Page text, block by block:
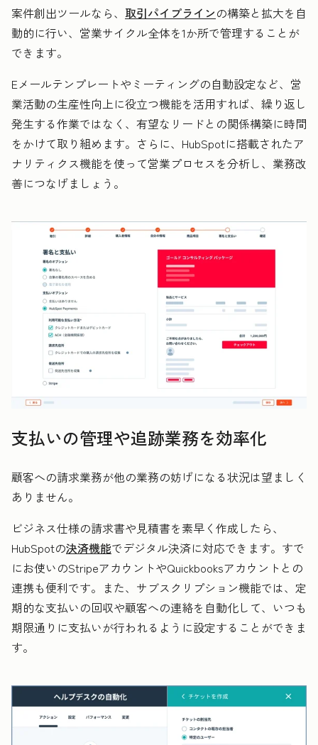
案件創出ツールなら、 取引パイプラインの構築と拡大を自
動的に行い、営業サイクル全体を1か所で管理することが
できます。
Eメールテンプレートやミーティングの自動設定など、営
業活動の生産性向上に役立つ機能を活用すれば、繰り返し
発生する作業ではなく、有望なリードとの関係構築に時間
をかけて取り組めます。さらに、HubSpotに搭載されたア
ナリティクス機能を使って営業プロセスを分析し、業務改
善につなげましょう。
支払いの管理や追跡業務を効率化
顧客への請求業務が他の業務の妨げになる状況は望ましく
ありません。
ビジネス仕様の請求書や見積書を素早く作成したら、
HubSpotの決済機能でデジタル決済に対応できます。すで
にお使いのStripeアカウントやQuickbooksアカウントとの
連携も便利です。また、サブスクリプション機能では、定
期的な支払いの回収や顧客への連絡を自動化して、いつも
期限通りに支払いが行われるように設定することができま
す。